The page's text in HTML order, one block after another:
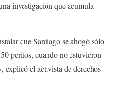
investigación que acumula
que Santiago se ahogó sólo
peritos, cuando no estuvieron
explicó el activista de derechos